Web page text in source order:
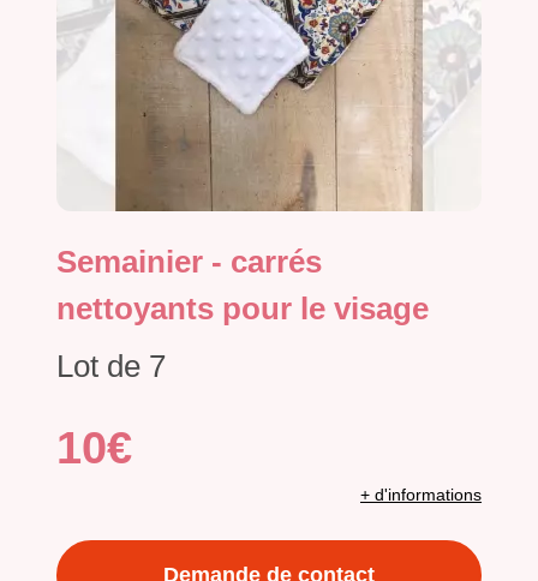
Semainier - carrés
nettoyants pour le visage
Lot de 7
10€
+ d'informations
Demande de contact